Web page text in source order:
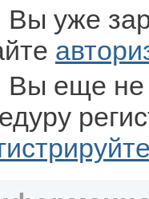
Вы уже
Вы еще не